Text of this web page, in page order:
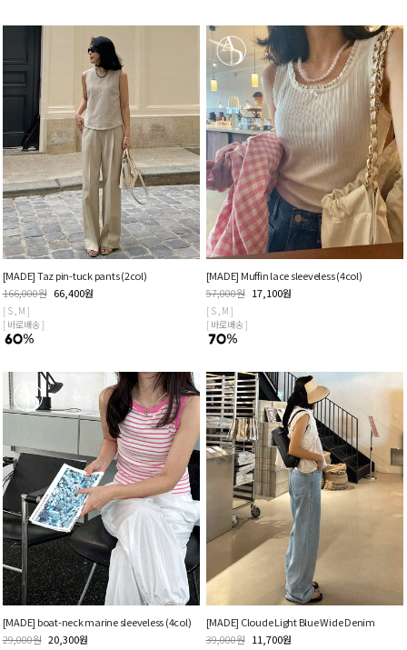
[MADE] Taz pin-tuck pants (2col)
166,000원 66,400원
[ S , M ]
[ 바로배송 ]
[MADE] Muffin lace sleeveless (4col)
57,000원 17,100원
[ S , M ]
[ 바로배송 ]
[MADE] boat-neck marine sleeveless (4col)
29,000원 20,300원
[MADE] Cloude Light Blue Wide Denim
39,000원 11,700원